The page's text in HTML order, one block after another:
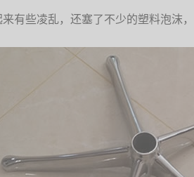
有些凌乱，还塞了不少的塑料泡沫